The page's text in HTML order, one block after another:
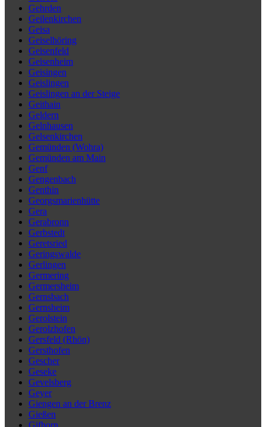
Gehrden
Geilenkirchen
Geisa
Geiselhöring
Geisenfeld
Geisenheim
Geisingen
Geislingen
Geislingen an der Steige
Geithain
Geldern
Gelnhausen
Gelsenkirchen
Gemünden (Wohra)
Gemünden am Main
Genf
Gengenbach
Genthin
Georgsmarienhütte
Gera
Gerabronn
Gerbstedt
Geretsried
Geringswalde
Gerlingen
Germering
Germersheim
Gernsbach
Gernsheim
Gerolstein
Gerolzhofen
Gersfeld (Rhön)
Gersthofen
Gescher
Geseke
Gevelsberg
Geyer
Giengen an der Brenz
Gießen